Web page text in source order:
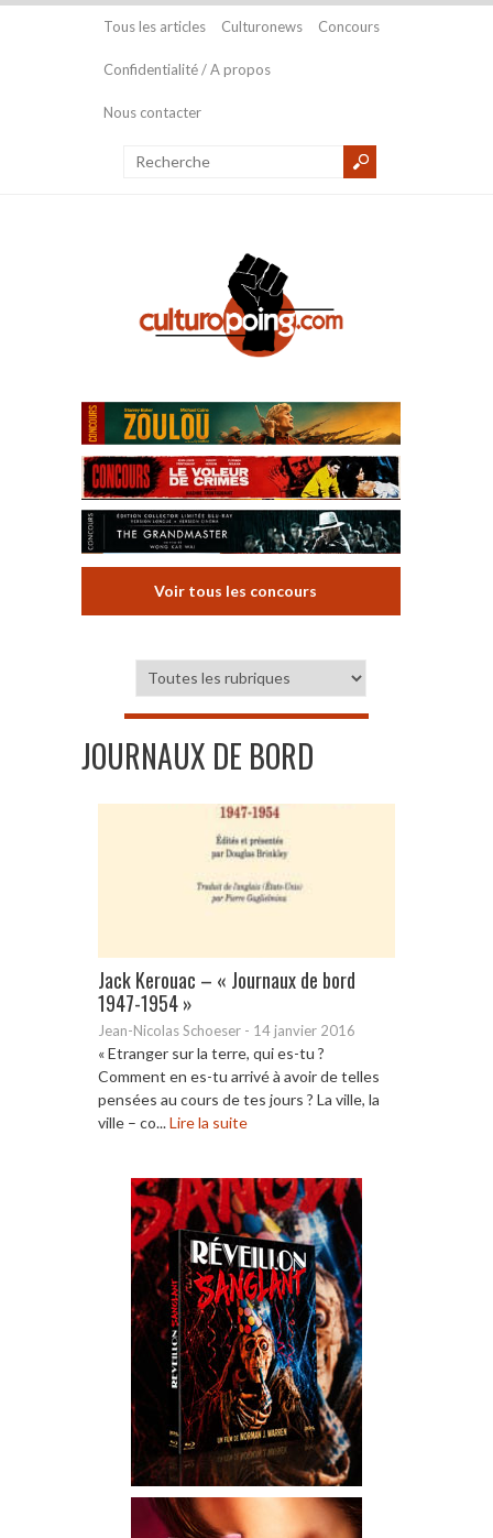
Tous les articles Culturonews Concours
Confidentialité / A propos
Nous contacter
Voir tous les concours
JOURNAUX DE BORD
Jack Kerouac – « Journaux de bord
1947-1954 »
Jean-Nicolas Schoeser - 14 janvier 2016
« Etranger sur la terre, qui es-tu ?
Comment en es-tu arrivé à avoir de telles
pensées au cours de tes jours ? La ville, la
ville – co...Lire la suite